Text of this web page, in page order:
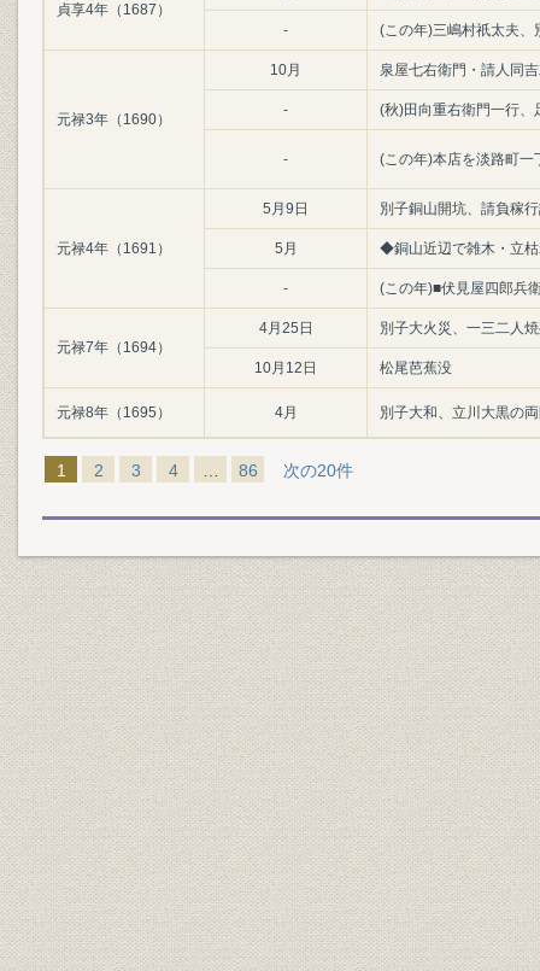
貞享4年（1687）
- (この年)三嶋村祇太夫、
元禄3年（1690）
10月 泉屋七右衛門・請人同
- (秋)田向重右衛門一行、
- (この年)本店を淡路町一
元禄4年（1691）
5月9日 別子銅山開坑、請負稼
5月 ◆銅山近辺で雑木・立
- (この年)■伏見屋四郎兵
元禄7年（1694）
4月25日 別子大火災、一三二人
10月12日 松尾芭蕉没
元禄8年（1695） 4月 別子大和、立川大黒の
1 2 3 4 86 次の20件